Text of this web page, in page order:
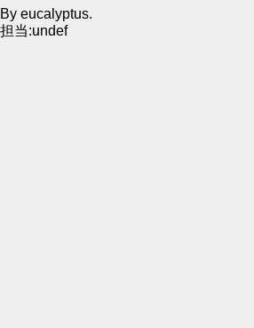
By eucalyptus.
担当:undef